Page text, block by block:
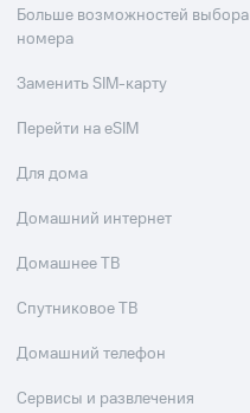
Больше возможностей выбора
номера
Заменить SIM-карту
Перейти на eSIM
Для дома
Домашний интернет
Домашнее ТВ
Спутниковое ТВ
Домашний телефон
Сервисы и развлечения